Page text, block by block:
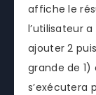
affiche le
l’utilisateur
ajouter 2
grande de 1)
s’exécutera